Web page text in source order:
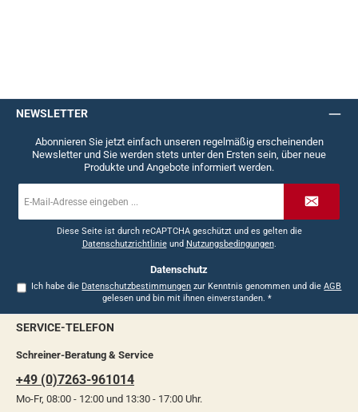
NEWSLETTER
Abonnieren Sie jetzt einfach unseren regelmäßig erscheinenden
Newsletter und Sie werden stets unter den Ersten sein, über neue
Produkte und Angebote informiert werden.
Mail-
Diese Seite ist durch reCAPTCHA geschützt und es gelten die
Datenschutzrichtlinieund Nutzungsbedingungen.
Datenschutz
Ich habe die Datenschutzbestimmungen zur Kenntnis genommen und dieAGB
gelesen und bin mit ihnen einverstanden. *
SERVICE-TELEFON
Schreiner-Beratung & Service
+49 (0)7263-961014
Mo-Fr, 08:00 - 12:00 und 13:30 - 17:00 Uhr.